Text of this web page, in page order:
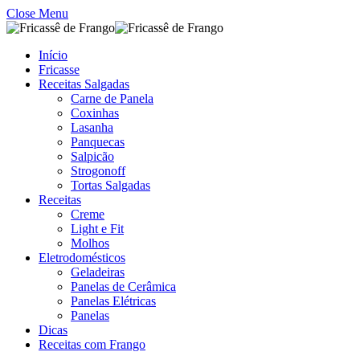
Close Menu
Início
Fricasse
Receitas Salgadas
Carne de Panela
Coxinhas
Lasanha
Panquecas
Salpicão
Strogonoff
Tortas Salgadas
Receitas
Creme
Light e Fit
Molhos
Eletrodomésticos
Geladeiras
Panelas de Cerâmica
Panelas Elétricas
Panelas
Dicas
Receitas com Frango